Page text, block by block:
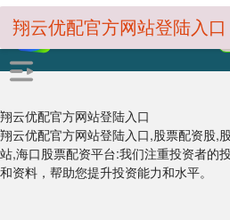
翔云优配官方网站登陆入口
翔云优配官方网站登陆入口,股票配资股,
站,海口股票配资平台:我们注重投资者的
和资料，帮助您提升投资能力和水平。
翔云优配官方网站登陆入